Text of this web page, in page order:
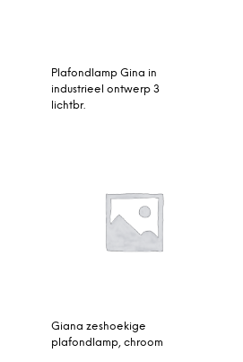
Plafondlamp Gina in
industrieel ontwerp 3
lichtbr.
Giana zeshoekige
plafondlamp, chroom